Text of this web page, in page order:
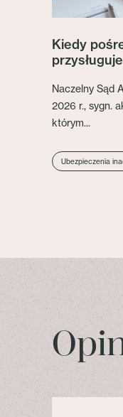
Kiedy
Naczelny Sąd
2026 r., sygn.
którym...
Ubezpieczenia